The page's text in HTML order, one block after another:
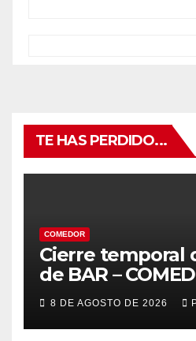
TE HAS PERDIDO...
COMEDOR
Cierre temporal
de BAR –
8 DE AGOSTO DE 2026